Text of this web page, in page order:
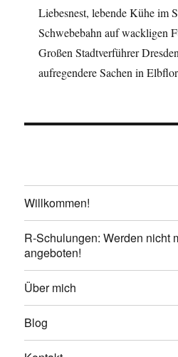
Liebesnest, lebende Kühe im
Schwebebahn auf wackligen
Großen Stadtverführer
aufregendere Sachen in
Willkommen!
R-Schulungen: Werden nicht
angeboten!
Über mich
Blog